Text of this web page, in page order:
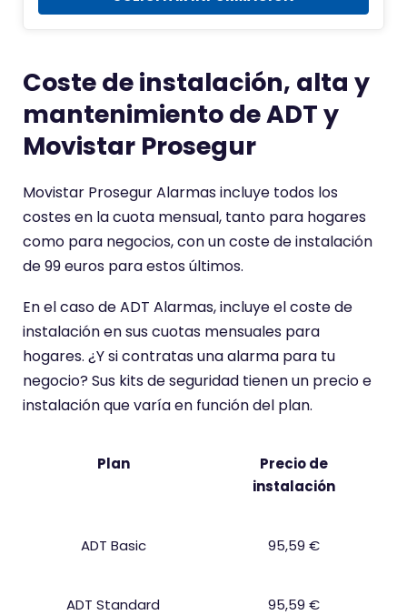
Dc
d
e
A
l
a
A
D
T
Coste de instalación, alta y
mantenimiento de ADT y
Movistar Prosegur
Movistar Prosegur Alarmas incluye todos los
costes en la cuota mensual, tanto para hogares
como para negocios, con un coste de instalación
de 99 euros para estos últimos.
En el caso de ADT Alarmas, incluye el coste de
instalación en sus cuotas mensuales para
hogares. ¿Y si contratas una alarma para tu
negocio? Sus kits de seguridad tienen un precio e
instalación que varía en función del plan.
Plan
Precio de
instalación
ADT Basic 95,59 €
ADT Standard 95,59 €